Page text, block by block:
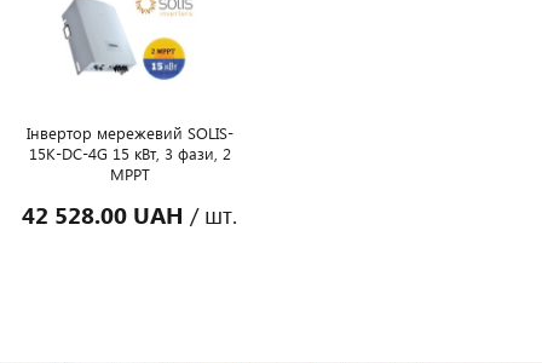
Інвертор мережевий SOLIS-
15K-DC-4G 15 кВт, 3 фази, 2
MPPT
42 528.00 UAH / шт.